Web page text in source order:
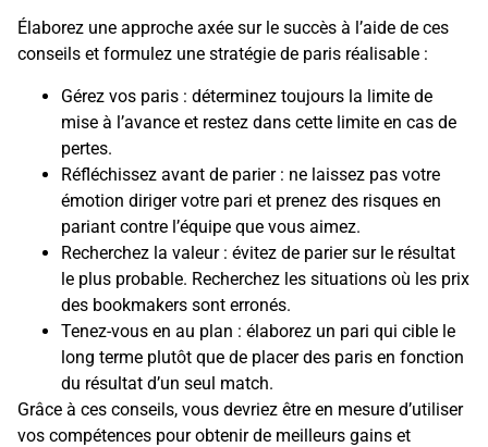
Élaborez une approche axée sur le succès à l’aide de ces
conseils et formulez une stratégie de paris réalisable :
Gérez vos paris : déterminez toujours la limite de
mise à l’avance et restez dans cette limite en cas de
pertes.
Réfléchissez avant de parier : ne laissez pas votre
émotion diriger votre pari et prenez des risques en
pariant contre l’équipe que vous aimez.
Recherchez la valeur : évitez de parier sur le résultat
le plus probable. Recherchez les situations où les prix
des bookmakers sont erronés.
Tenez-vous en au plan : élaborez un pari qui cible le
long terme plutôt que de placer des paris en fonction
du résultat d’un seul match.
Grâce à ces conseils, vous devriez être en mesure d’utiliser
vos compétences pour obtenir de meilleurs gains et